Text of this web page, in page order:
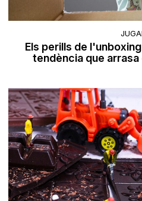
Els perills de
tendència que